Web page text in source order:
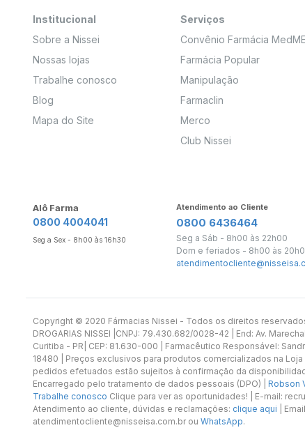
Institucional
Sobre a Nissei
Nossas lojas
Trabalhe conosco
Blog
Mapa do Site
Serviços
Convênio Farmácia MedME
Farmácia Popular
Manipulação
Farmaclin
Merco
Club Nissei
Alô Farma
0800 4004041
Seg a Sex - 8h00 às 16h30
Atendimento ao Cliente
0800 6436464
Seg a Sáb - 8h00 às 22h00
Dom e feriados - 8h00 às
Copyright ©️ 2020 Fármacias Nissei - Todos os direitos reservados.
DROGARIAS NISSEI |CNPJ: 79.430.682/0028-42 | End: Av.
Curitiba - PR| CEP: 81.630-000 | Farmacêutico Responsável:
18480 | Preços exclusivos para produtos comercializados na Loja
pedidos efetuados estão sujeitos à confirmação da
Encarregado pelo tratamento de dados pessoais (DPO) | Robson
Trabalhe conosco Clique para ver as oportunidades! | E-mail:
Atendimento ao cliente, dúvidas e reclamações: clique aqui |
atendimentocliente@nisseisa.com.br ou WhatsApp.